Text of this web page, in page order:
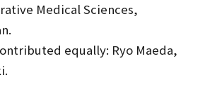
Medical Sciences,
equally: Ryo Maeda,